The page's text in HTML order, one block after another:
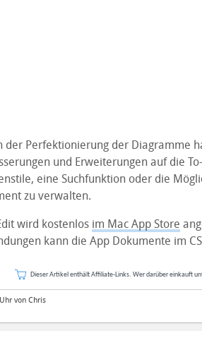
der Perfektionierung der Diagramme
und Erweiterungen auf die
eine Suchfunktion oder die
zu verwalten.
wird kostenlos im Mac App Store
kann die App Dokumente im
Dieser Artikel enthält Affiliate-Links. Wer darüber einkauft
von Chris